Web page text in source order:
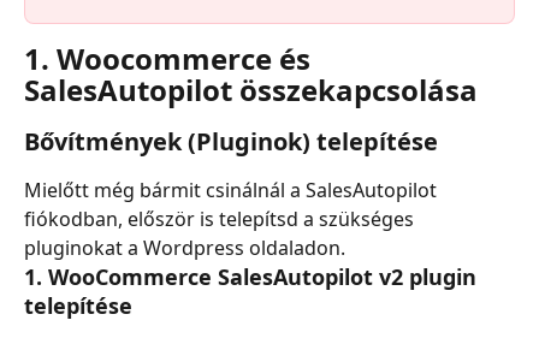
1. Woocommerce és
SalesAutopilot összekapcsolása
Bővítmények (Pluginok) telepítése
Mielőtt még bármit csinálnál a SalesAutopilot
fiókodban, először is telepítsd a szükséges
pluginokat a Wordpress oldaladon.
1. WooCommerce SalesAutopilot v2 plugin
telepítése